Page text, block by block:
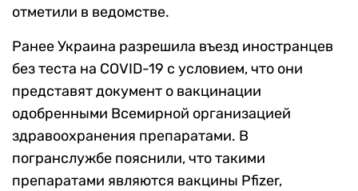
отметили в ведомстве.
Ранее Украина разрешила въезд иностранцев
без теста на COVID-19 с условием, что они
представят документ о вакцинации
одобренными Всемирной организацией
здравоохранения препаратами. В
погранслужбе пояснили, что такими
препаратами являются вакцины Pfizer,